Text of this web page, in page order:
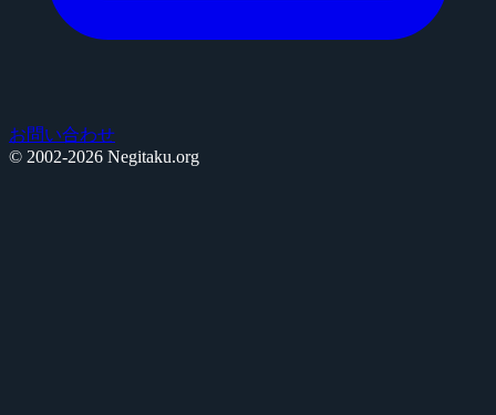
お問い合わせ
© 2002-2026 Negitaku.org